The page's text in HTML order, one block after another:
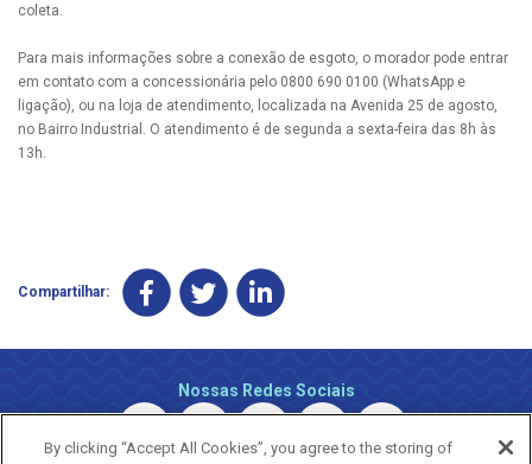
coleta.
Para mais informações sobre a conexão de esgoto, o morador pode entrar
em contato com a concessionária pelo 0800 690 0100 (WhatsApp e
ligação), ou na loja de atendimento, localizada na Avenida 25 de agosto,
no Bairro Industrial. O atendimento é de segunda a sexta-feira das 8h às
13h.
Compartilhar:
Nossas Redes Sociais
By clicking “Accept All Cookies”, you agree to the storing of